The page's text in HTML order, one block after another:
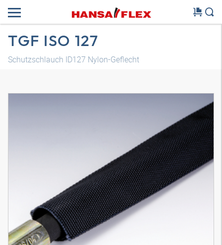
TGF ISO 127
Schutzschlauch ID127 Nylon-Geflecht